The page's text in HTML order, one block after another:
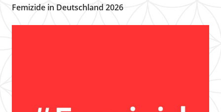
Femizide in Deutschland 2026